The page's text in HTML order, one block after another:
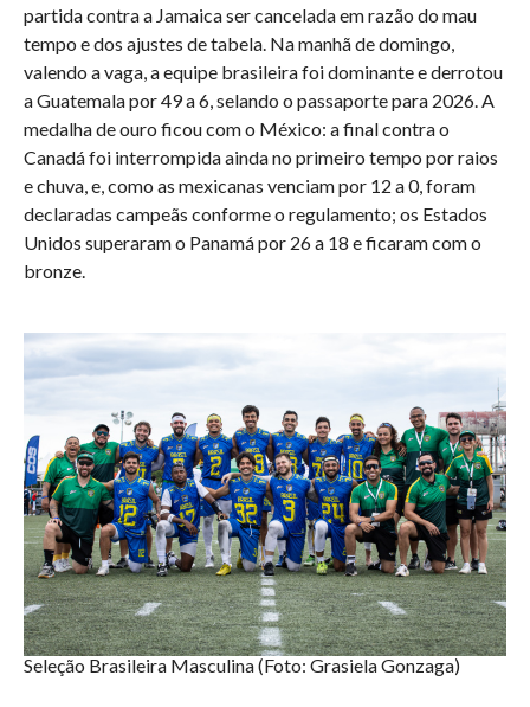
partida contra a Jamaica ser cancelada em razão do mau
tempo e dos ajustes de tabela. Na manhã de domingo,
valendo a vaga, a equipe brasileira foi dominante e derrotou
a Guatemala por 49 a 6, selando o passaporte para 2026. A
medalha de ouro ficou com o México: a final contra o
Canadá foi interrompida ainda no primeiro tempo por raios
e chuva, e, como as mexicanas venciam por 12 a 0, foram
declaradas campeãs conforme o regulamento; os Estados
Unidos superaram o Panamá por 26 a 18 e ficaram com o
bronze.
Seleção Brasileira Masculina (Foto: Grasiela Gonzaga)